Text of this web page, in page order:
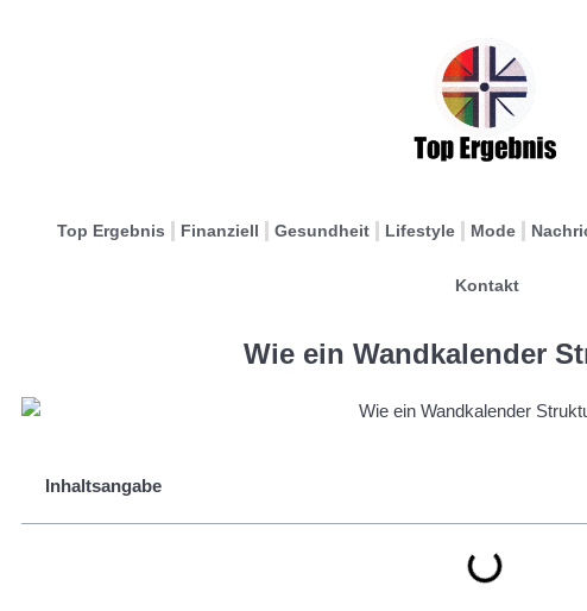
Top Ergebnis Finanziell Gesundheit Lifestyle Mode
Kontakt
Wie ein Wandkalender
Inhaltsangabe